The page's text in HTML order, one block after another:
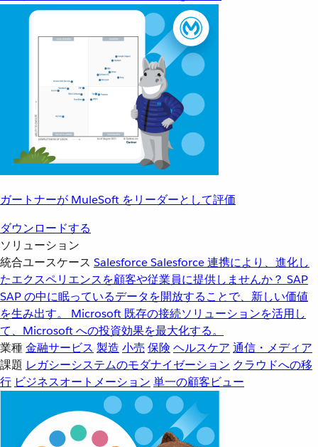
ガートナーが MuleSoft をリーダーとして評価
ダウンロードする
ソリューション
統合ユースケース SalesforceSalesforce 連携により、進化し
たエクスペリエンスを顧客や従業員に提供しませんか？ SAP
SAP の中に眠っているデータを開放することで、新しい価値
を生み出す。
Microsoft 既存の接続ソリューションを活用し
て、Microsoft への投資効果を最大化する。
業種金融サービス 製造 小売 保険 ヘルスケア 通信・メディア
課題 レガシーシステムのモダナイゼーション クラウドへの移
行 ビジネスオートメーション 単一の顧客ビュー